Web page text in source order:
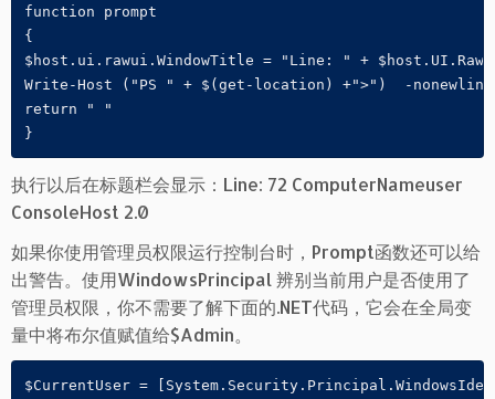
function prompt
{
$host.ui.rawui.WindowTitle = "Line: " +
Write-Host ("PS " + $(get-location) +">")  -nonewline
return " "
}
执行以后在标题栏会显示：Line: 72 ComputerNameuser
ConsoleHost 2.0
如果你使用管理员权限运行控制台时，Prompt函数还可以给
出警告。使用WindowsPrincipal 辨别当前用户是否使用了
管理员权限，你不需要了解下面的.NET代码，它会在全局变
量中将布尔值赋值给$Admin。
$CurrentUser =